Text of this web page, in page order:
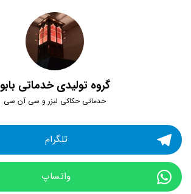
گروه تولیدی خدماتی بابو
خدماتی حکاکی لیزر و سی آن سی
تلگرام
واتساپ